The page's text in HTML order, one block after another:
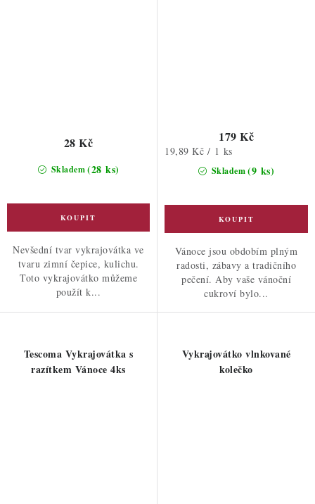
Skladem(28 ks)
28 Kč
Nevšední tvar vykrajovátka ve
tvaru zimní čepice, kulichu.
Toto vykrajovátko můžeme
použít k...
Skladem(9 ks)
179 Kč
Měrná
19,89 Kč / 1 ks
Vánoce jsou obdobím plným
radosti, zábavy a tradičního
pečení. Aby vaše vánoční
cukroví bylo...
Tescoma Vykrajovátka s
razítkem Vánoce 4ks
Vykrajovátko vlnkované
kolečko